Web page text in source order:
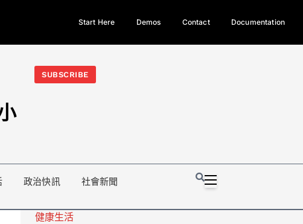
巴」
今日熱門新聞TOP3｜西拉雅族正式成第17個原住民族、立院電競
光電場回
Start Here Demos Contact Documentation
SUBSCRIBE
政治快訊 社會新聞
健康生活